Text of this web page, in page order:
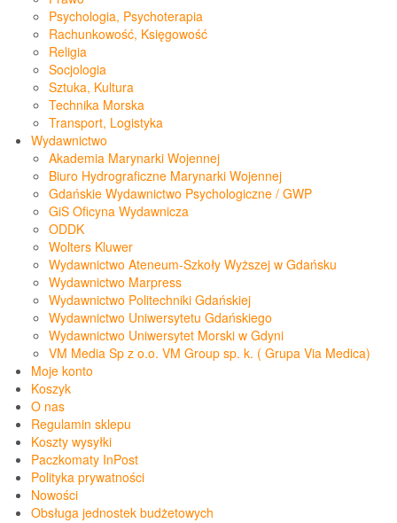
Psychologia, Psychoterapia
Rachunkowość, Księgowość
Religia
Socjologia
Sztuka, Kultura
Technika Morska
Transport, Logistyka
Wydawnictwo
Akademia Marynarki Wojennej
Biuro Hydrograficzne Marynarki Wojennej
Gdańskie Wydawnictwo Psychologiczne / GWP
GiS Oficyna Wydawnicza
ODDK
Wolters Kluwer
Wydawnictwo Ateneum-Szkoły Wyższej w Gdańsku
Wydawnictwo Marpress
Wydawnictwo Politechniki Gdańskiej
Wydawnictwo Uniwersytetu Gdańskiego
Wydawnictwo Uniwersytet Morski w Gdyni
VM Media Sp z o.o. VM Group sp. k. ( Grupa Via Medica)
Moje konto
Koszyk
O nas
Regulamin sklepu
Koszty wysyłki
Paczkomaty InPost
Polityka prywatności
Nowości
Obsługa jednostek budżetowych